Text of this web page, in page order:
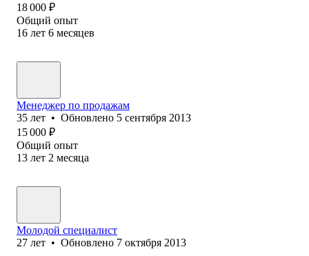
18 000 ₽
Общий опыт
16 лет 6 месяцев
Менеджер по продажам
35 лет • Обновлено 5 сентября 2013
15 000 ₽
Общий опыт
13 лет 2 месяца
Молодой специалист
27 лет • Обновлено 7 октября 2013